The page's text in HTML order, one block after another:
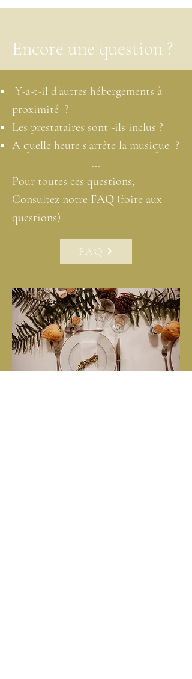
Encore une question ?
Y-a-t-il d'autres hébergements à
proximité ?
Les prestataires sont -ils inclus ?
A quelle heure s'arrête la musique ?
...
Pour toutes ces questions,
Consultez notre FAQ (foire aux
questions)
FAQ